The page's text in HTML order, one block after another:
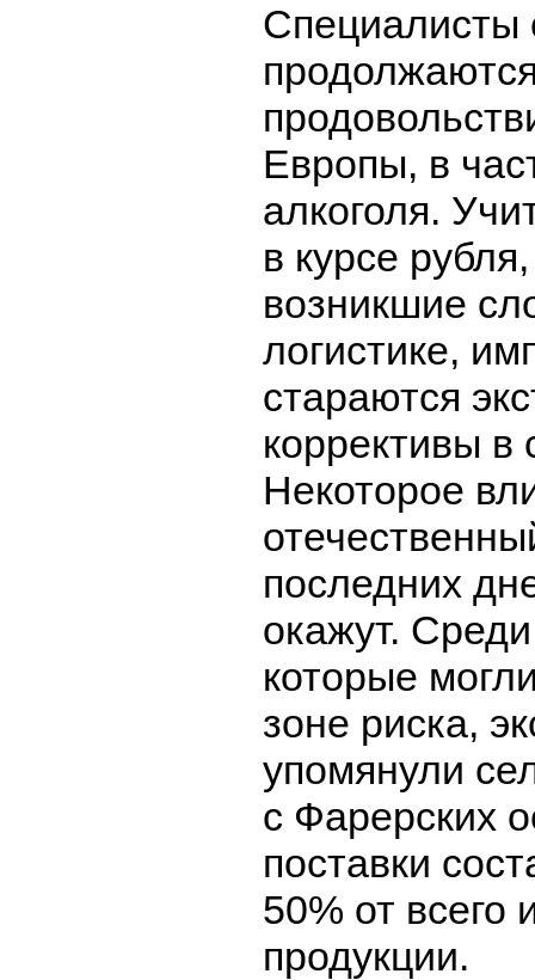
Специалисты
Европы, в
алкоголя.
в курсе
возникшие
логистике,
стараются
коррективы в
Некоторое
последних
окажут.
которые
зоне риска,
упомянули
с Фарерских
поставки
50% от всего
продукции.